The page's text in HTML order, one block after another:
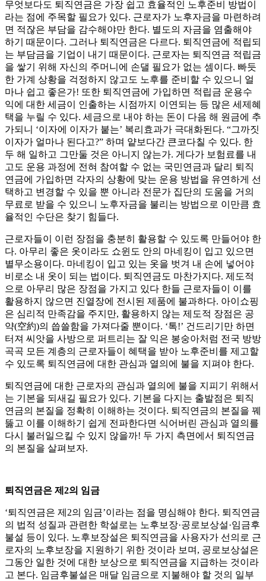
무엇보다도 퇴직연금은 가장 쉽고 효율적인 노후준비 방법이
라는 점에 주목할 필요가 있다. 근로자가 노후자금을 마련하려
면 적잖은 부담을 감수해야만 한다. 별도의 자금을 염출해야
하기 때문이다. 그러나 퇴직연금은 다르다. 퇴직연금에 적립되
는 부담금을 기업이 내기 때문이다. 근로자는 퇴직연금 적립금
을 쌓기 위해 자신의 주머니에 손댈 필요가 없는 셈이다. 빠듯
한 가계 상황을 걱정하지 않고도 노후를 준비할 수 있으니 얼
마나 쉽고 좋은가! 또한 퇴직연금에 가입하면 적립금 운용수
익에 대한 세금이 인출하는 시점까지 이연되는 등 많은 세제혜
택을 누릴 수 있다. 세금으로 내야 하는 돈이 다음 해 원금에 추
가되니 ‘이자에 이자가 붙는’ 복리효과가 극대화된다. “그까짓
이자가 얼마나 된다고?” 하며 얕보다간 큰코다칠 수 있다. 한
두 해 일하고 그만둘 것은 아니지 않는가. 게다가 보험료를 내
고도 운용 과정에 전혀 참여할 수 없는 국민연금과 달리 퇴직
연금에 가입하면 각자의 상황에 맞는 운용 방법을 유연하게 선
택하고 변경할 수 있을 뿐 아니라 전문가 집단의 도움을 거의
무료로 받을 수 있으니 노후자금을 불리는 방법으로 이만큼 효
율적인 수단은 찾기 힘들다.
근로자들이 이런 장점을 충분히 활용할 수 있도록 만들어야 한
다. 아무리 좋은 옷이라도 쇼윈도 안의 마네킹이 입고 있으면
별무소용이다. 마네킹이 입고 있는 옷을 벗겨 내 손에 넣어야
비로소 내 옷이 되는 법이다. 퇴직연금도 마찬가지다. 제도적
으로 아무리 많은 장점을 가지고 있다 한들 근로자들이 이를
활용하지 않으면 진열장에 전시된 제품에 불과하다. 아이쇼핑
은 심리적 만족감을 주지만, 활용하지 않는 제도적 장점은 공
약(空約)의 씁쓸함을 가져다줄 뿐이다. ‘톡!’ 건드리기만 하면
터져 씨앗을 사방으로 퍼트리는 잘 익은 봉숭아처럼 전국 방방
곡곡 모든 계층의 근로자들이 혜택을 받아 노후준비를 제고할
수 있도록 퇴직연금에 대한 관심과 열의에 불을 지펴야 한다.
퇴직연금에 대한 근로자의 관심과 열의에 불을 지피기 위해서
는 기본을 되새길 필요가 있다. 기본을 다지는 출발점은 퇴직
연금의 본질을 정확히 이해하는 것이다. 퇴직연금의 본질을 꿰
뚫고 이를 이해하기 쉽게 전파한다면 식어버린 관심과 열의를
다시 불러일으킬 수 있지 않을까! 두 가지 측면에서 퇴직연금
의 본질을 살펴보자.
퇴직연금은 제2의 임금
‘퇴직연금은 제2의 임금’이라는 점을 명심해야 한다. 퇴직연금
의 법적 성질과 관련한 학설로는 노후보장·공로보상설·임금후
불설 등이 있다. 노후보장설은 퇴직연금을 사용자가 선의로 근
로자의 노후보장을 지원하기 위한 것이라 보며, 공로보상설은
그동안 일한 것에 대한 보상으로 퇴직연금을 지급하는 것이라
고 본다. 임금후불설은 매달 임금으로 지불해야 할 것의 일부